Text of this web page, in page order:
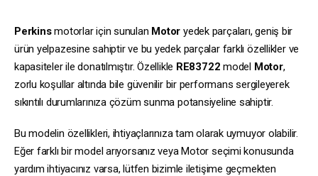
Perkinsmotorlar için sunulan Motor yedek parçaları, geniş bir
ürün yelpazesine sahiptir ve bu yedek parçalar farklı özellikler ve
kapasiteler ile donatılmıştır. Özellikle RE83722 model Motor,
zorlu koşullar altında bile güvenilir bir performans sergileyerek
sıkıntılı durumlarınıza çözüm sunma potansiyeline sahiptir.
Bu modelin özellikleri, ihtiyaçlarınıza tam olarak uymuyor olabilir.
Eğer farklı bir model arıyorsanız veya Motor seçimi konusunda
yardım ihtiyacınız varsa, lütfen bizimle iletişime geçmekten